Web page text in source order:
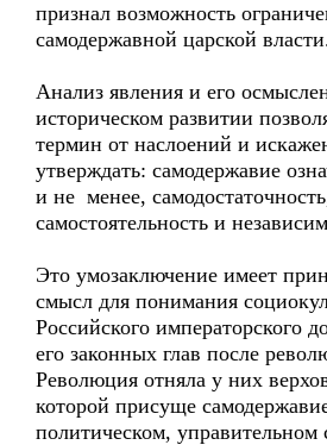
признал возможность
самодержавной царской
Анализ явления и его
историческом развитии
термин от наслоений и
утверждать: самодержавие
и не менее,
самостоятельность и
Это умозаключение имеет
смысл для понимания
Российского императорского
его законных глав после
Революция отняла у них
которой присуще
политическом,